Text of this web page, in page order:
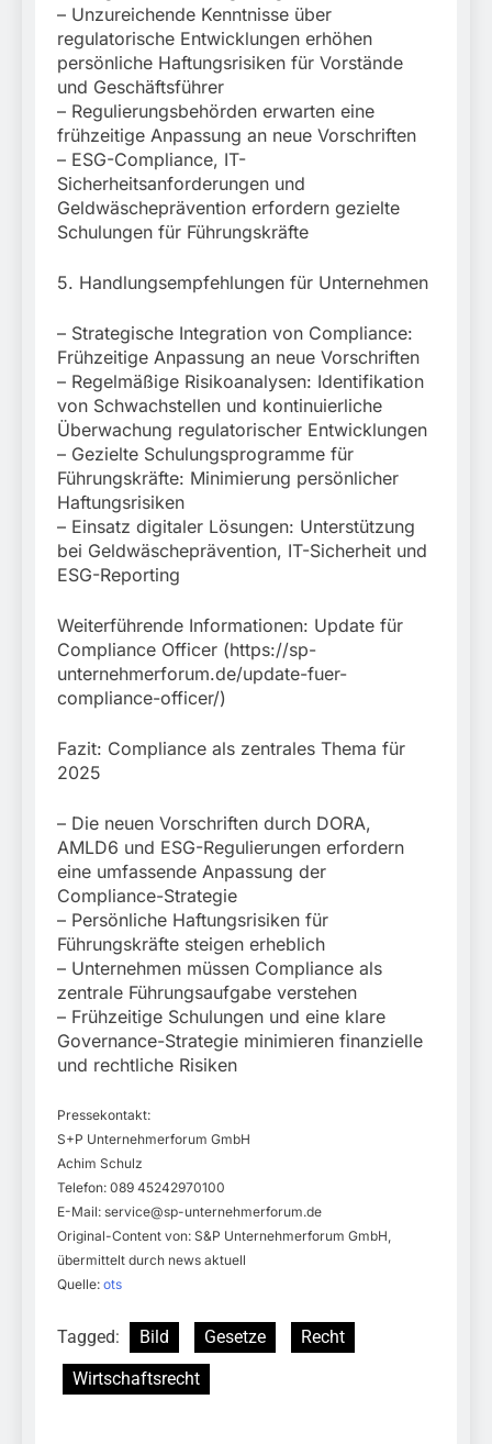
– Unzureichende Kenntnisse über
regulatorische Entwicklungen erhöhen
persönliche Haftungsrisiken für Vorstände
und Geschäftsführer
– Regulierungsbehörden erwarten eine
frühzeitige Anpassung an neue Vorschriften
– ESG-Compliance, IT-
Sicherheitsanforderungen und
Geldwäscheprävention erfordern gezielte
Schulungen für Führungskräfte
5. Handlungsempfehlungen für Unternehmen
– Strategische Integration von Compliance:
Frühzeitige Anpassung an neue Vorschriften
– Regelmäßige Risikoanalysen: Identifikation
von Schwachstellen und kontinuierliche
Überwachung regulatorischer Entwicklungen
– Gezielte Schulungsprogramme für
Führungskräfte: Minimierung persönlicher
Haftungsrisiken
– Einsatz digitaler Lösungen: Unterstützung
bei Geldwäscheprävention, IT-Sicherheit und
ESG-Reporting
Weiterführende Informationen: Update für
Compliance Officer (https://sp-
unternehmerforum.de/update-fuer-
compliance-officer/)
Fazit: Compliance als zentrales Thema für
2025
– Die neuen Vorschriften durch DORA,
AMLD6 und ESG-Regulierungen erfordern
eine umfassende Anpassung der
Compliance-Strategie
– Persönliche Haftungsrisiken für
Führungskräfte steigen erheblich
– Unternehmen müssen Compliance als
zentrale Führungsaufgabe verstehen
– Frühzeitige Schulungen und eine klare
Governance-Strategie minimieren finanzielle
und rechtliche Risiken
Pressekontakt:
S+P Unternehmerforum GmbH
Achim Schulz
Telefon: 089 45242970100
E-Mail: service@sp-unternehmerforum.de
Original-Content von: S&P Unternehmerforum GmbH,
übermittelt durch news aktuell
Quelle: ots
Tagged: Bild Gesetze
Recht
Wirtschaftsrecht